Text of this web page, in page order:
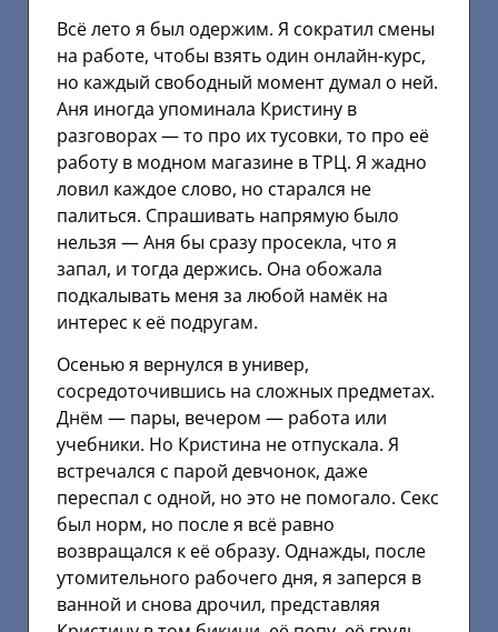
Всё лето я был одержим. Я сократил смены
на работе, чтобы взять один онлайн-курс,
но каждый свободный момент думал о ней.
Аня иногда упоминала Кристину в
разговорах — то про их тусовки, то про её
работу в модном магазине в ТРЦ. Я жадно
ловил каждое слово, но старался не
палиться. Спрашивать напрямую было
нельзя — Аня бы сразу просекла, что я
запал, и тогда держись. Она обожала
подкалывать меня за любой намёк на
интерес к её подругам.
Осенью я вернулся в универ,
сосредоточившись на сложных предметах.
Днём — пары, вечером — работа или
учебники. Но Кристина не отпускала. Я
встречался с парой девчонок, даже
переспал с одной, но это не помогало. Секс
был норм, но после я всё равно
возвращался к её образу. Однажды, после
утомительного рабочего дня, я заперся в
ванной и снова дрочил, представляя